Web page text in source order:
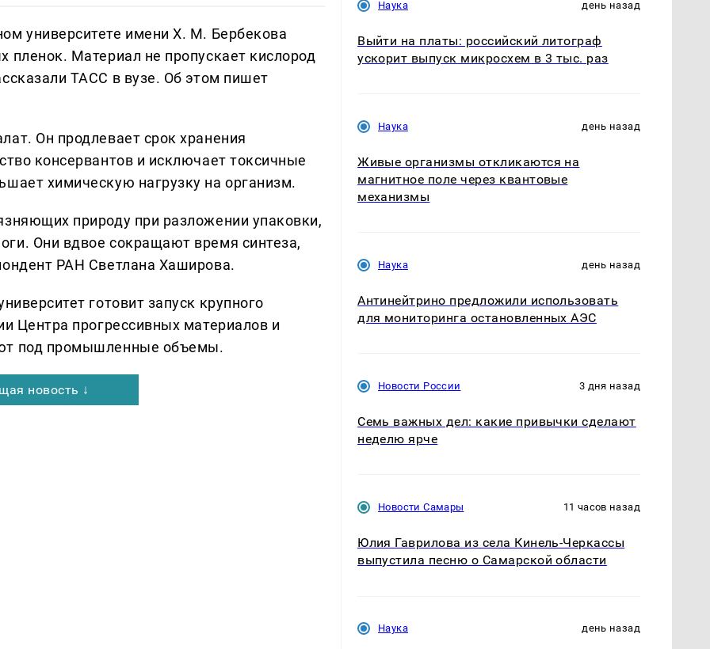
университете имени Х. М. Бербекова
Материал не пропускает кислород
ТАСС в вузе. Об этом пишет
Он продлевает срок хранения
консервантов и исключает токсичные
химическую нагрузку на организм.
природу при разложении упаковки,
Они вдвое сокращают время синтеза,
РАН Светлана Хаширова.
готовит запуск крупного
Центра прогрессивных материалов и
под промышленные объемы.
новость ↓
Наука день назад
Выйти на платы: российский литограф
ускорит выпуск микросхем в 3 тыс. раз
Наука день назад
Живые организмы откликаются на
магнитное поле через квантовые
механизмы
Наука день назад
Антинейтрино предложили использовать
для мониторинга остановленных АЭС
Новости России 3 дня назад
Семь важных дел: какие привычки сделают
неделю ярче
Новости Самары 11 часов назад
Юлия Гаврилова из села Кинель-Черкассы
выпустила песню о Самарской области
Наука день назад